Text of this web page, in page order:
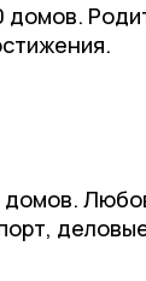
домов.
домов.